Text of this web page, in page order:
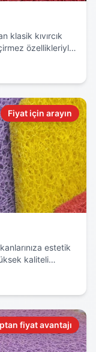
klasik kıvırcık
özellikleriyle
Fiyat için arayın
estetik
kaliteli
fiyat avantajı